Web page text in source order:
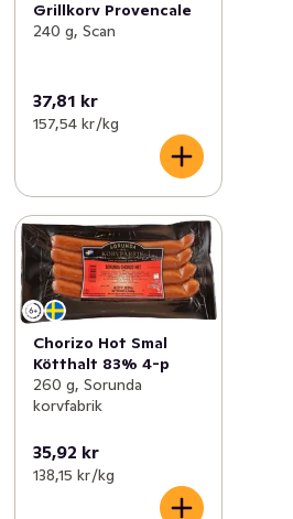
Grillkorv Provencale
240 g, Scan
37,81 kr
157,54 kr /kg
Chorizo Hot Smal
Kötthalt 83% 4-p
260 g, Sorunda
korvfabrik
35,92 kr
138,15 kr /kg